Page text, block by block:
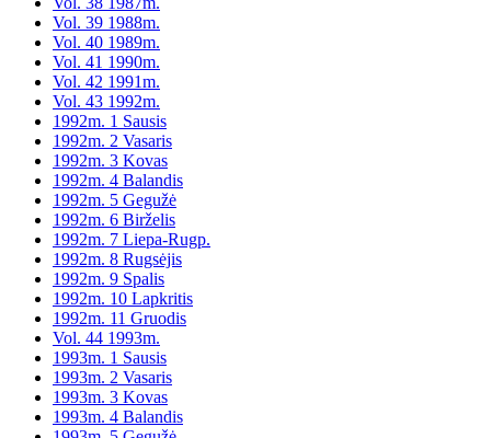
Vol. 39 1988m.
Vol. 40 1989m.
Vol. 41 1990m.
Vol. 42 1991m.
Vol. 43 1992m.
1992m. 1 Sausis
1992m. 2 Vasaris
1992m. 3 Kovas
1992m. 4 Balandis
1992m. 5 Gegužė
1992m. 6 Birželis
1992m. 7 Liepa-Rugp.
1992m. 8 Rugsėjis
1992m. 9 Spalis
1992m. 10 Lapkritis
1992m. 11 Gruodis
Vol. 44 1993m.
1993m. 1 Sausis
1993m. 2 Vasaris
1993m. 3 Kovas
1993m. 4 Balandis